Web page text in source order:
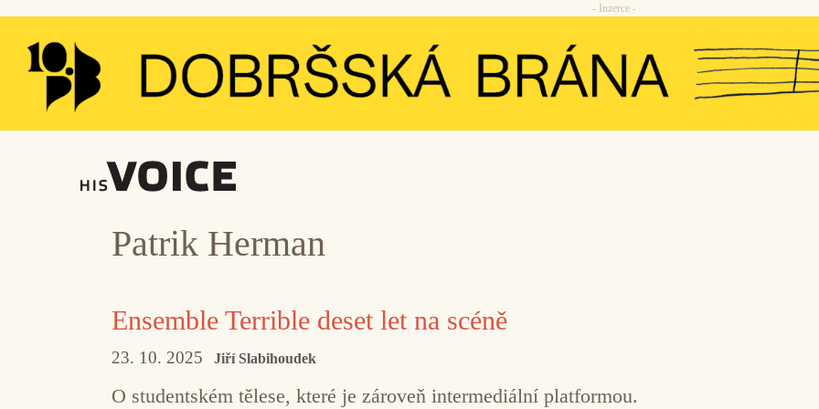
Přeskočit
obsah
- Inzerce -
Patrik Herman
Ensemble Terrible deset let na scéně
23. 10. 2025 Jiří Slabihoudek
O studentském tělese, které je zároveň intermediální platformou.